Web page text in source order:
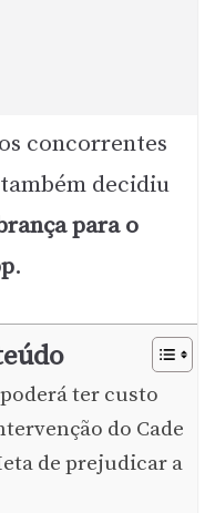
concorrentes
decidiu
para o
.
ter custo
do Cade
de prejudicar a